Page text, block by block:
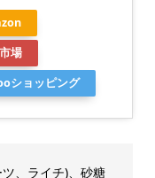
場
ショッピング
、ライチ)、砂糖